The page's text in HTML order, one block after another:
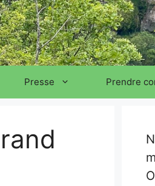
Presse Prendre